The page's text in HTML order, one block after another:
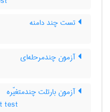
تست چند دامنه
آزمون چندمرحله‌ای
آزمون بارتلت چندمتغیّره
test